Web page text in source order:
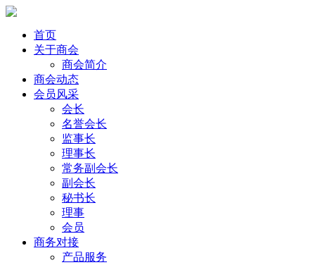
首页
关于商会
商会简介
商会动态
会员风采
会长
名誉会长
监事长
理事长
常务副会长
副会长
秘书长
理事
会员
商务对接
产品服务